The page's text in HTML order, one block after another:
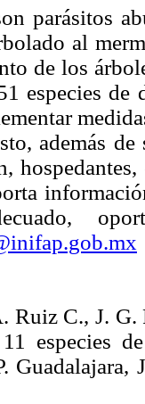
parásitos
al
de los
especies
además de
Ruiz C., J.
especies